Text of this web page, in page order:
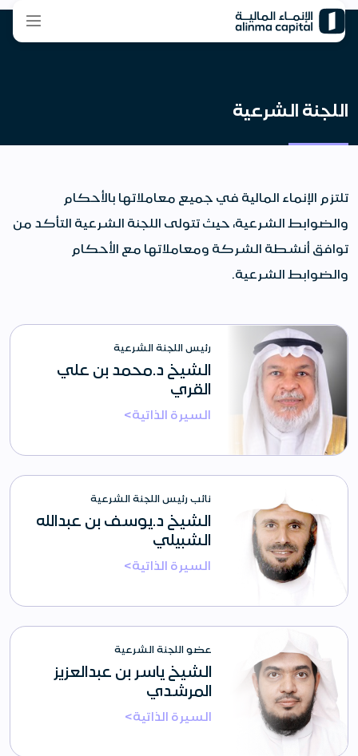
اللجنة الشرعية
تلتزم الإنماء المالية في جميع معاملاتها بالأحكام
والضوابط الشرعية، حيث تتولى اللجنة الشرعية التأكد من
توافق أنشطة الشركة ومعاملاتها مع الأحكام
والضوابط الشرعية.
رئيس اللجنة الشرعية
الشيخ د.محمد بن علي
القري
السيرة الذاتية>
نائب رئيس اللجنة الشرعية
الشيخ د.يوسف بن عبدالله
الشبيلي
السيرة الذاتية>
عضو اللجنة الشرعية
الشيخ ياسر بن عبدالعزيز
المرشدي
السيرة الذاتية>